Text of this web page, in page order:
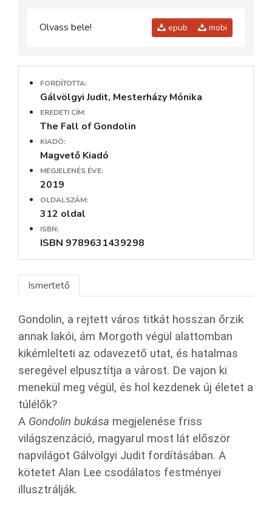
Olvass bele! epub mobi
FORDÍTOTTA:
Gálvölgyi Judit, Mesterházy Mónika
EREDETI CÍM:
The Fall of Gondolin
KIADÓ:
Magvető Kiadó
MEGJELENÉS ÉVE:
2019
OLDALSZÁM:
312 oldal
ISBN:
ISBN 9789631439298
Ismertető
Gondolin, a rejtett város titkát hosszan őrzik
annak lakói, ám Morgoth végül alattomban
kikémlelteti az odavezető utat, és hatalmas
seregével elpusztítja a várost. De vajon ki
menekül meg végül, és hol kezdenek új életet a
túlélők?
A Gondolin bukása megjelenése friss
világszenzáció, magyarul most lát először
napvilágot Gálvölgyi Judit fordításában. A
kötetet Alan Lee csodálatos festményei
illusztrálják.